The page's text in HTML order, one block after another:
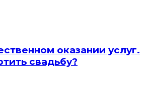
оказании услуг.
свадьбу?